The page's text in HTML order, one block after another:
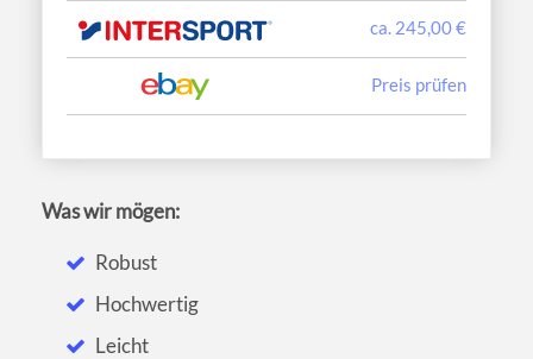
ca. 245,00 €
Preis prüfen
Was wir mögen:
Robust
Hochwertig
Leicht